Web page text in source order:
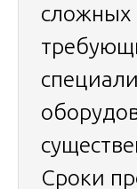
сложных
Сроки